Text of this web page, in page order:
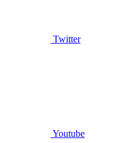
Twitter
Youtube